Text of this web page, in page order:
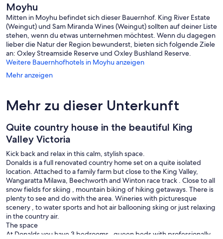
Moyhu
Mitten in Moyhu befindet sich dieser Bauernhof. King River Estate
(Weingut) und Sam Miranda Wines (Weingut) sollten auf deiner Liste
stehen, wenn du etwas unternehmen möchtest. Wenn du dagegen
lieber die Natur der Region bewunderst, bieten sich folgende Ziele
an: Oxley Streamside Reserve und Oxley Bushland Reserve.
Weitere Bauernhofhotels in Moyhu anzeigen
Mehr anzeigen
Mehr zu dieser Unterkunft
Quite country house in the beautiful King
Valley Victoria
Kick back and relax in this calm, stylish space.
Donalds is a full renovated country home set on a quite isolated
location. Attached to a family farm but close to the King Valley,
Wangaratta Milawa, Beechworth and Winton race track . Close to all
snow fields for skiing , mountain biking of hiking getaways. There is
plenty to see and do with the area. Wineries with picturesque
scenery , to water sports and hot air ballooning sking or just relaxing
in the country air.
The space
At Donalds you have 3 bedrooms , queen beds with professionally